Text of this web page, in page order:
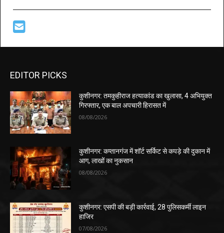
EDITOR PICKS
कुशीनगर: तमकुहीराज हत्याकांड का खुलासा, 4 अभियुक्त
गिरफ्तार, एक बाल अपचारी हिरासत में
08/08/2026
कुशीनगर: कप्तानगंज में शॉर्ट सर्किट से कपड़े की दुकान में
आग, लाखों का नुकसान
08/08/2026
कुशीनगर: एसपी की बड़ी कार्रवाई, 28 पुलिसकर्मी लाइन
हाजिर
07/08/2026